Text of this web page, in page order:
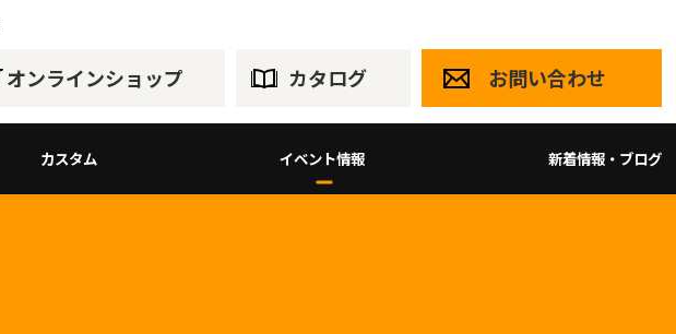
オンラインショップ カタログ お問い合わせ
カスタム イベント情報 新着情報・ブログ